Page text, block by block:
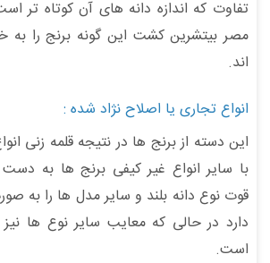
تفاوت که اندازه دانه های آن کوتاه تر
مصر بیتشرین کشت این گونه برنج را به
اند.
انواع تجاری یا اصلاح نژاد شده :
این دسته از برنج ها در نتیجه قلمه زنی
با سایر انواع غیر کیفی برنج ها به
قوت نوع دانه بلند و سایر مدل ها را به
دارد در حالی که معایب سایر نوع ها
است.